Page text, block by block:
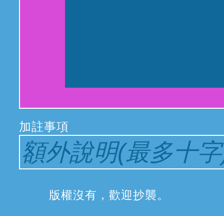
加註事項
版權沒有，歡迎抄襲。